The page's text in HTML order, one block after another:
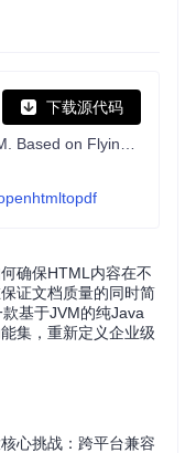
下载源代码
确保HTML内容在不
证文档质量的同时简
基于JVM的纯Java
集，重新定义企业级
心挑战：跨平台兼容